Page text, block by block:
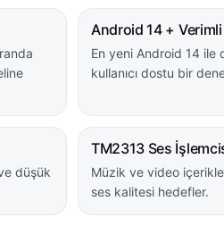
Android 14 +
En yeni Android 14 ile
kullanıcı dostu bir
düşük
TM2313 Ses
Müzik ve video
ses kalitesi hedefler.